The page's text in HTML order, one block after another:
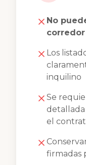
No
Los
inquilino
Se
detallada
el
firmadas